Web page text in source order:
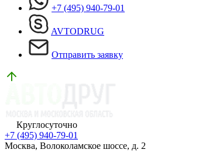
+7 (495) 940-79-01
AVTODRUG
Отправить заявку
Круглосуточно
+7 (495) 940-79-01
Москва, Волоколамское шоссе, д. 2